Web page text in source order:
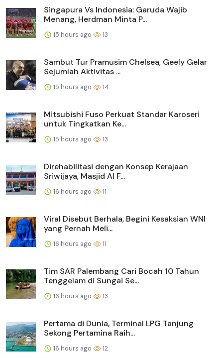
Singapura Vs Indonesia: Garuda Wajib
Menang, Herdman Minta P...
15 hours ago 13
Sambut Tur Pramusim Chelsea, Geely Gelar
Sejumlah Aktivitas ...
15 hours ago 14
Mitsubishi Fuso Perkuat Standar Karoseri
untuk Tingkatkan Ke...
15 hours ago 13
Direhabilitasi dengan Konsep Kerajaan
Sriwijaya, Masjid Al F...
16 hours ago 11
Viral Disebut Berhala, Begini Kesaksian WNI
yang Pernah Meli...
16 hours ago 11
Tim SAR Palembang Cari Bocah 10 Tahun
Tenggelam di Sungai Se...
16 hours ago 13
Pertama di Dunia, Terminal LPG Tanjung
Sekong Pertamina Raih...
16 hours ago 12